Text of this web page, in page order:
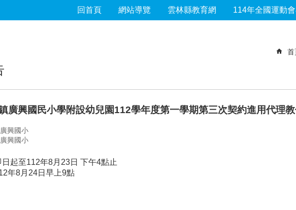
回首頁 網站導覽 雲林縣教育網 114年全國運動
首
廣興國民小學附設幼兒園112學年度第一學期第三次契約進用代理
興國小
興國小
起至112年8月23日 下午4點止
年8月24日早上9點